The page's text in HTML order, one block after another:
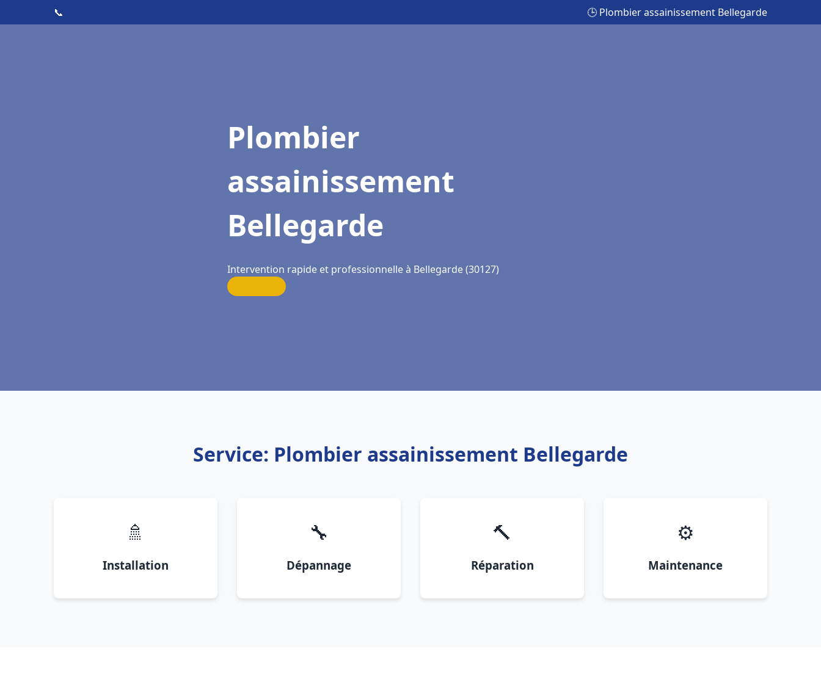
📞 🕒 Plombier assainissement Bellegarde
Plombier
assainissement
Bellegarde
Intervention rapide et professionnelle à Bellegarde (30127)
Service: Plombier assainissement Bellegarde
🚿
Installation
🔧
Dépannage
🔨
Réparation
⚙️
Maintenance